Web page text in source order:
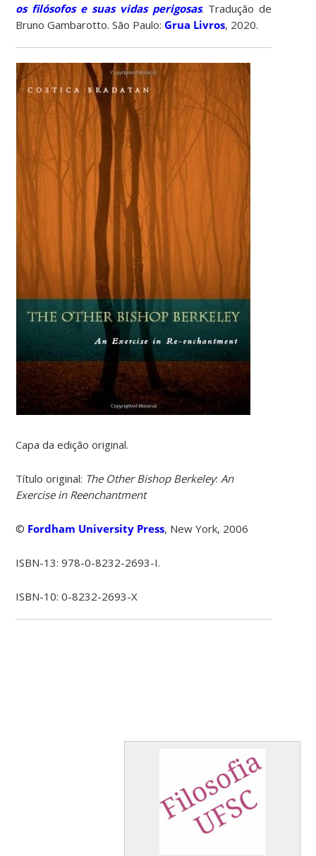
os filósofos e suas vidas perigosas. Tradução de
Bruno Gambarotto. São Paulo:Grua Livros, 2020.
Capa da edição original.
Título original: The Other Bishop Berkeley: An
Exercise in Reenchantment
© Fordham University Press, New York, 2006
ISBN-13: 978-0-8232-2693-I.
ISBN-10: 0-8232-2693-X